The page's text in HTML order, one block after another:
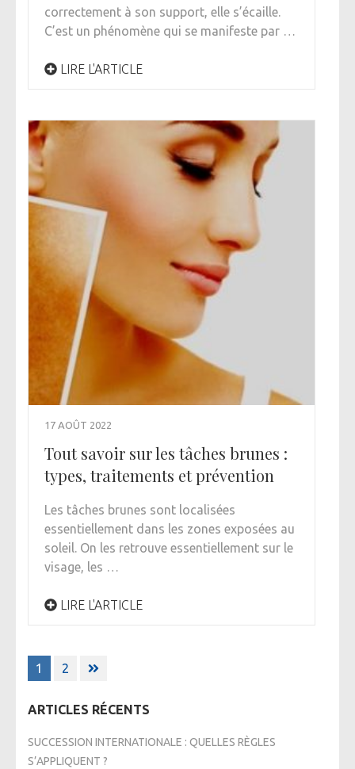
correctement à son support, elle s’écaille.
C’est un phénomène qui se manifeste par …
LIRE L'ARTICLE
17 AOÛT 2022
Tout savoir sur les tâches brunes :
types, traitements et prévention
Les tâches brunes sont localisées
essentiellement dans les zones exposées au
soleil. On les retrouve essentiellement sur le
visage, les …
LIRE L'ARTICLE
Pagination
des
publications
1 2
ARTICLES RÉCENTS
SUCCESSION INTERNATIONALE : QUELLES RÈGLES
S’APPLIQUENT ?